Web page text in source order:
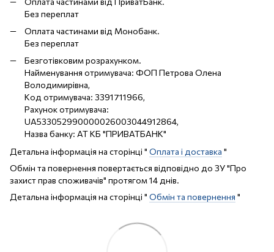
Без переплат
Оплата частинами від Монобанк.
Без переплат
Безготівковим розрахунком.
Найменування отримувача: ФОП Петрова Олена
Володимирівна,
Код отримувача: 3391711966,
Рахунок отримувача:
UA533052990000026003044912864,
Назва банку: АТ КБ "ПРИВАТБАНК"
Детальна інформація на сторінці " Оплата і доставка "
Обмін та повернення повертається відповідно до ЗУ "Про
захист прав споживачів" протягом 14 днів.
Детальна інформація на сторінці " Обмін та повернення "